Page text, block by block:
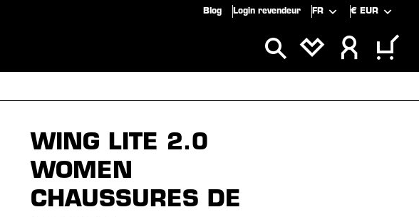
Blog Login revendeur FR € EUR
WING LITE 2.0
WOMEN
CHAUSSURES DE